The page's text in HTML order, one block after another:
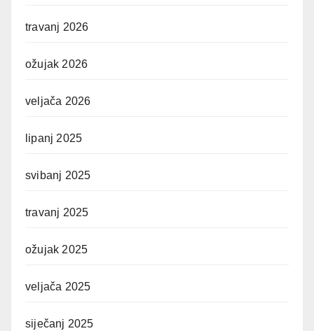
travanj 2026
ožujak 2026
veljača 2026
lipanj 2025
svibanj 2025
travanj 2025
ožujak 2025
veljača 2025
siječanj 2025